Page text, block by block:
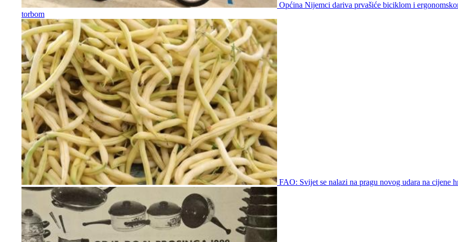
Općina Nijemci dariva prvašiće biciklom i
torbom
FAO: Svijet se nalazi na pragu novog udara na cijene